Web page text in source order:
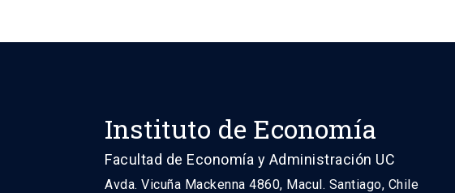
Instituto de Economía
Facultad de Economía y Administración UC
Avda. Vicuña Mackenna 4860, Macul. Santiago, Chile